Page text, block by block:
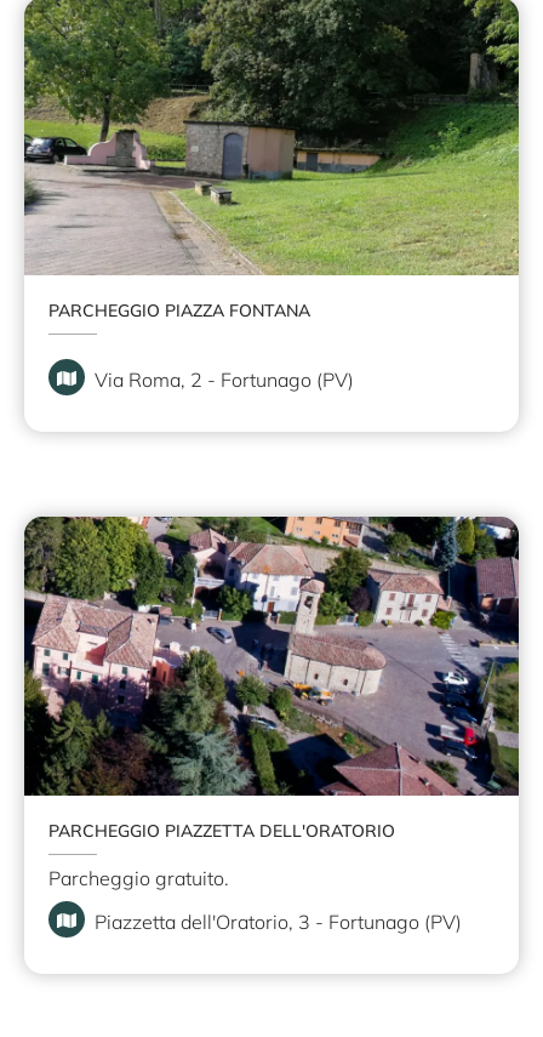
PARCHEGGIO PIAZZA FONTANA
Via Roma, 2 - Fortunago (PV)
PARCHEGGIO PIAZZETTA DELL'ORATORIO
Parcheggio gratuito.
Piazzetta dell'Oratorio, 3 - Fortunago (PV)